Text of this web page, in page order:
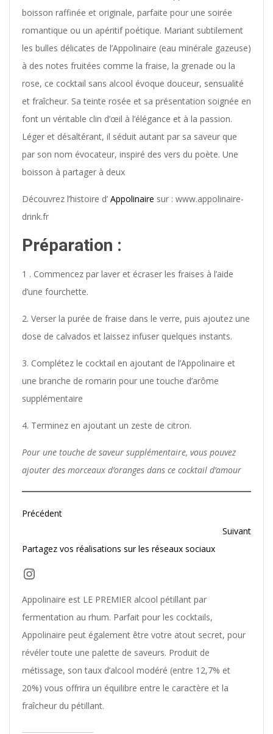
boisson raffinée et originale, parfaite pour une soirée
romantique ou un apéritif poétique. Mariant subtilement
les bulles délicates de l’Appolinaire (eau minérale gazeuse)
à des notes fruitées comme la fraise, la grenade ou la
rose, ce cocktail sans alcool évoque douceur, sensualité
et fraîcheur. Sa teinte rosée et sa présentation soignée en
font un véritable clin d’œil à l’élégance et à la passion.
Léger et désaltérant, il séduit autant par sa saveur que
par son nom évocateur, inspiré des vers du poète. Une
boisson à partager à deux
Découvrez l’histoire d’ Appolinaire sur : www.appolinaire-
drink.fr
Préparation :
1 . Commencez par laver et écraser les fraises à l’aide
d’une fourchette.
2. Verser la purée de fraise dans le verre, puis ajoutez une
dose de calvados et laissez infuser quelques instants.
3. Complétez le cocktail en ajoutant de l’Appolinaire et
une branche de romarin pour une touche d’arôme
supplémentaire
4. Terminez en ajoutant un zeste de citron.
Pour une touche de saveur supplémentaire, vous pouvez
ajouter des morceaux d’oranges dans ce cocktail d’amour
Précédent
Suivant
Partagez vos réalisations sur les réseaux sociaux
Instagram
Appolinaire est LE PREMIER alcool pétillant par
fermentation au rhum. Parfait pour les cocktails,
Appolinaire peut également être votre atout secret, pour
révéler toute une palette de saveurs. Produit de
métissage, son taux d’alcool modéré (entre 12,7% et
20%) vous offrira un équilibre entre le caractère et la
fraîcheur du pétillant.